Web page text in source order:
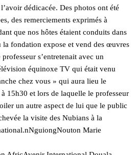
dédicacée. Des photos ont été
des remerciements exprimés à
que nos hôtes étaient conduits dans
fondation expose et vend des œuvres
s’entretenait avec un
équinoxe TV qui était venu
chez vous » qui aura lieu le
15h30 et lors de laquelle le professeur
un autre aspect de lui que le public
la visite des Nubians à la
Marie